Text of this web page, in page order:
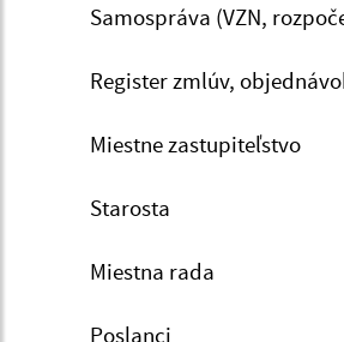
Samospráva (VZN,
Register zmlúv,
Miestne zastupiteľstvo
Starosta
Miestna rada
Poslanci